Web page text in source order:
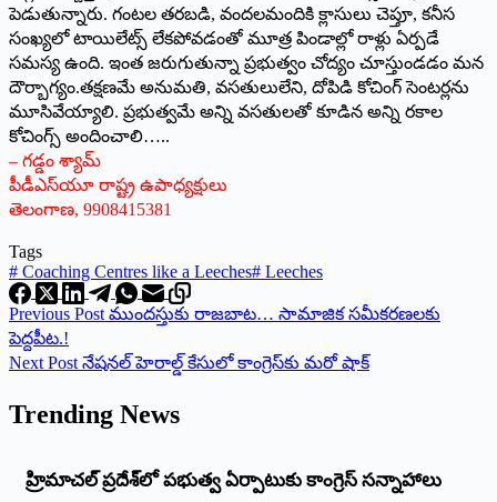
పెడుతున్నారు. గంటల తరబడి, వందలమందికి క్లాసులు చెప్తూ, కనీస
సంఖ్యలో టాయిలేట్స్ ‌లేకపోవడంతో మూత్ర పిండాల్లో రాళ్లు ఏర్పడే
సమస్య ఉంది. ఇంత జరుగుతున్నా ప్రభుత్వం చోద్యం చూస్తుండడం మన
దౌర్బాగ్యం.తక్షణమే అనుమతి, వసతులులేని, దోపిడి కోచింగ్‌ ‌సెంటర్లను
మూసివేయ్యాలి. ప్రభుత్వమే అన్ని వసతులతో కూడిన అన్ని రకాల
కోచింగ్స్ అం‌దించాలి…..
– గడ్డం శ్యామ్‌
‌పీడీఎస్‌యూ రాష్ట్ర ఉపాధ్యక్షులు
తెలంగాణ, 9908415381
Tags
# Coaching Centres like a Leeches# Leeches
Previous Post ముందస్తుకు రాజబాట… సామాజిక సమీకరణలకు
పెద్దపీట.!
Next Post నేషనల్‌ ‌హెరాల్డ్ ‌కేసులో కాంగ్రెస్‌కు మరో షాక్‌
Trending News
‌హ్రిమాచల్‌ ‌ప్రదేశ్‌లో పభుత్వ ఏర్పాటుకు కాంగ్రెస్‌ ‌సన్నాహాలు